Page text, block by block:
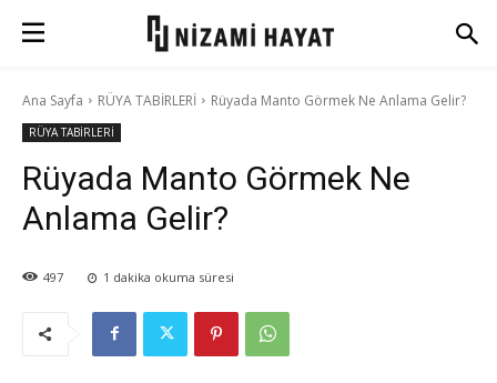
Ana Sayfa RÜYA TABİRLERİ Rüyada Manto Görmek Ne Anlama Gelir?
RÜYA TABİRLERİ
Rüyada Manto Görmek Ne
Anlama Gelir?
497 1 dakika okuma süresi